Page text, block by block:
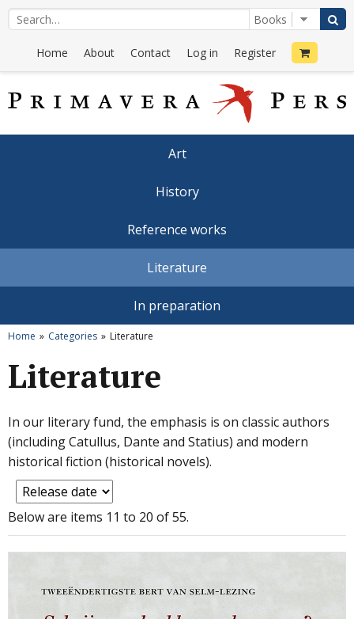
Home About Contact Log in Register
Art
History
Reference works
Literature
In preparation
Home Categories Literature
Literature
In our literary fund, the emphasis is on classic authors
(including Catullus, Dante and Statius) and modern
historical fiction (historical novels).
Below are items 11 to 20 of 55.